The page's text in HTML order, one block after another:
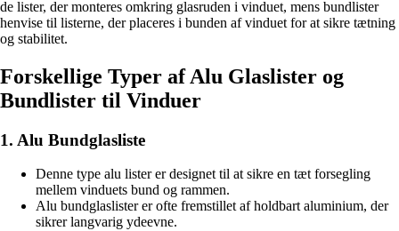
de lister, der monteres omkring glasruden i vinduet, mens bundlister
henvise til listerne, der placeres i bunden af vinduet for at sikre tætning
og stabilitet.
Forskellige Typer af Alu Glaslister og
Bundlister til Vinduer
1. Alu Bundglasliste
Denne type alu lister er designet til at sikre en tæt forsegling
mellem vinduets bund og rammen.
Alu bundglaslister er ofte fremstillet af holdbart aluminium, der
sikrer langvarig ydeevne.